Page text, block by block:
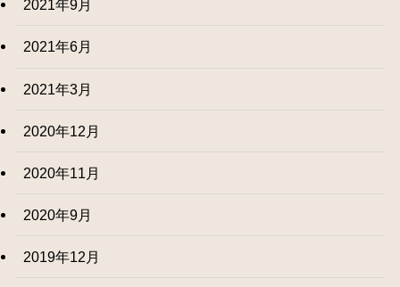
2021年9月
2021年6月
2021年3月
2020年12月
2020年11月
2020年9月
2019年12月